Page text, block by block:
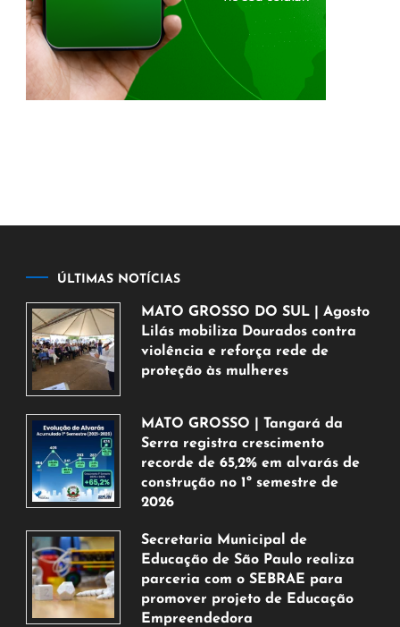
ÚLTIMAS NOTÍCIAS
MATO GROSSO DO SUL | Agosto
Lilás mobiliza Dourados contra
violência e reforça rede de
proteção às mulheres
de
agosto
de
2026
MATO GROSSO | Tangará da
Serra registra crescimento
recorde de 65,2% em alvarás de
construção no 1º semestre de
2026
de
agosto
de
2026
Secretaria Municipal de
Educação de São Paulo realiza
parceria com o SEBRAE para
promover projeto de Educação
Empreendedora